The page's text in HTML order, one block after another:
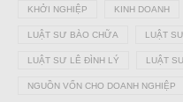
KHỞI NGHIỆP KINH DOANH
LUẬT SƯ BÀO CHỮA LUẬT
LUẬT SƯ LÊ ĐÌNH LÝ LUẬT
NGUỒN VỐN CHO DOANH NGHIỆP